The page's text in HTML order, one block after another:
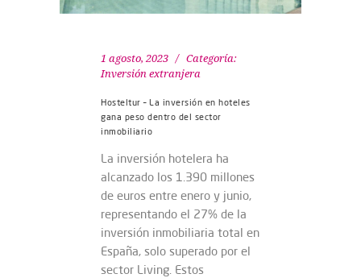
1 agosto, 2023
Categoría:
Inversión extranjera
Hosteltur – La inversión en hoteles
gana peso dentro del sector
inmobiliario
La inversión hotelera ha
alcanzado los 1.390 millones
de euros entre enero y junio,
representando el 27% de la
inversión inmobiliaria total en
España, solo superado por el
sector Living. Estos